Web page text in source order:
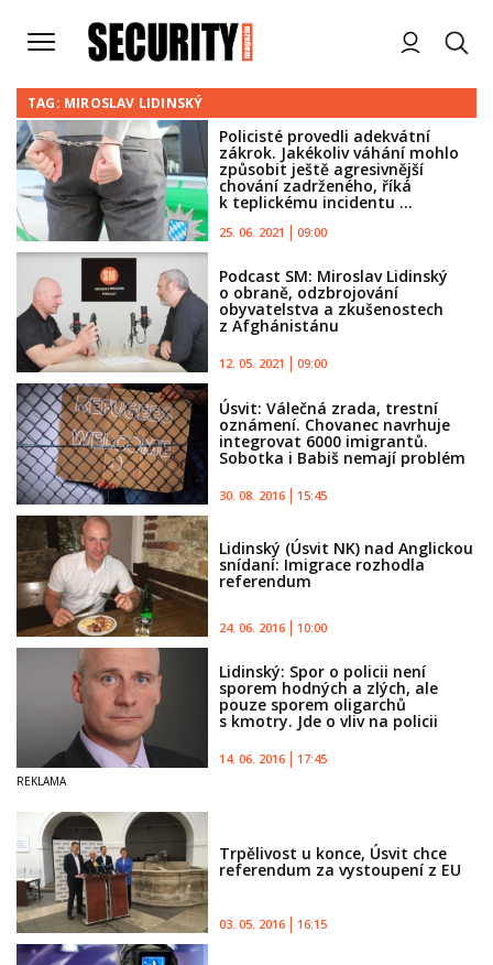
TAG: MIROSLAV LIDINSKÝ
Policisté provedli adekvátní
zákrok. Jakékoliv váhání mohlo
způsobit ještě agresivnější
chování zadrženého, říká
k teplickému incidentu ...
25. 06. 2021 09:00
Podcast SM: Miroslav Lidinský
o obraně, odzbrojování
obyvatelstva a zkušenostech
z Afghánistánu
12. 05. 2021 09:00
Úsvit: Válečná zrada, trestní
oznámení. Chovanec navrhuje
integrovat 6000 imigrantů.
Sobotka i Babiš nemají problém
30. 08. 2016 15:45
Lidinský (Úsvit NK) nad Anglickou
snídaní: Imigrace rozhodla
referendum
24. 06. 2016 10:00
Lidinský: Spor o policii není
sporem hodných a zlých, ale
pouze sporem oligarchů
s kmotry. Jde o vliv na policii
14. 06. 2016 17:45
Trpělivost u konce, Úsvit chce
referendum za vystoupení z EU
03. 05. 2016 16:15